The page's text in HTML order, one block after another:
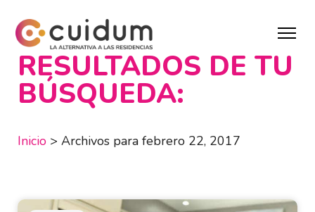
RESULTADOS DE TU
BÚSQUEDA:
Inicio > Archivos para febrero 22, 2017